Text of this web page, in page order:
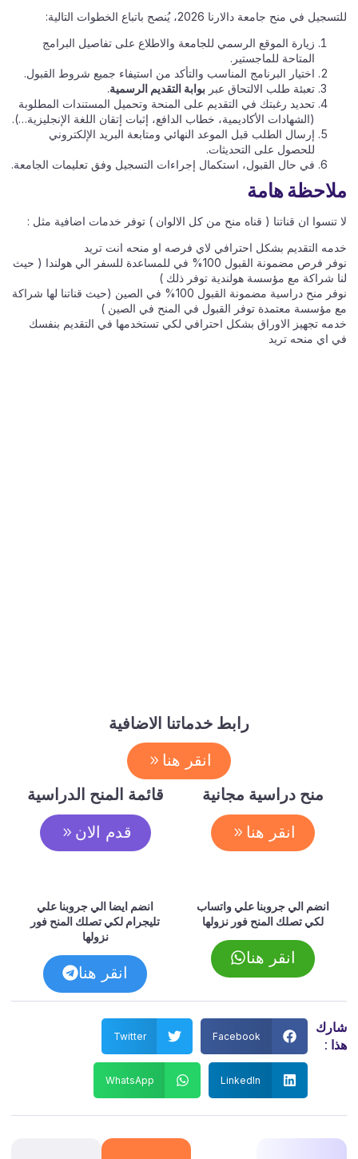
للتسجيل في منح جامعة دالارنا 2026، يُنصح باتباع الخطوات التالية:
زيارة الموقع الرسمي للجامعة والاطلاع على تفاصيل البرامج
المتاحة للماجستير.
اختيار البرنامج المناسب والتأكد من استيفاء جميع شروط القبول.
تعبئة طلب الالتحاق عبر بوابة التقديم الرسمية.
تحديد رغبتك في التقديم على المنحة وتحميل المستندات المطلوبة
(الشهادات الأكاديمية، خطاب الدافع، إثبات إتقان اللغة الإنجليزية…).
إرسال الطلب قبل الموعد النهائي ومتابعة البريد الإلكتروني
للحصول على التحديثات.
في حال القبول، استكمال إجراءات التسجيل وفق تعليمات الجامعة.
ملاحظة هامة
لا تنسوا ان قناتنا ( قناه منح من كل الالوان ) توفر خدمات اضافية مثل :
خدمه التقديم بشكل احترافي لاي فرصه او منحه انت تريد
نوفر فرص مضمونة القبول 100% في للمساعدة للسفر الي هولندا ( حيث
لنا شراكة مع مؤسسة هولندية توفر ذلك )
نوفر منح دراسية مضمونة القبول 100% في الصين (حيث قناتنا لها شراكة
مع مؤسسة معتمدة توفر القبول في المنح في الصين )
خدمه تجهيز الاوراق بشكل احترافي لكي تستخدمها في التقديم بنفسك
في اي منحه تريد
رابط خدماتنا الاضافية
انقر هنا
منح دراسية مجانية
انقر هنا
قائمة المنح الدراسية
قدم الان
انضم الي جروبنا علي واتساب
لكي تصلك المنح فور نزولها
انقر هنا
انضم ايضا الي جروبنا علي
تليجرام لكي تصلك المنح فور
نزولها
انقر هنا
شارك
هذا :
Facebook
Twitter
LinkedIn
WhatsApp